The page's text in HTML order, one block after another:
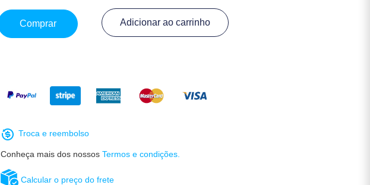
Adicionar ao carrinho
Comprar
Calcular o preço do frete
Troca e reembolso
Conheça mais dos nossos Termos e condições.